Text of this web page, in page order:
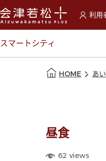
利用
選択す
スマートシティ
HOME あ
昼食
62 views